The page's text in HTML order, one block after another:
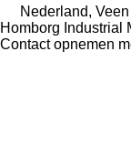
Nederland, Veen
Homborg Industrial
Contact opnemen